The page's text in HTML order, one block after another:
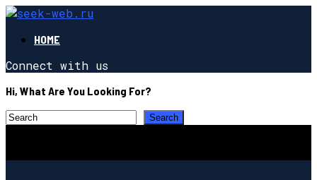
HOME
Connect with us
Hi, What Are You Looking For?